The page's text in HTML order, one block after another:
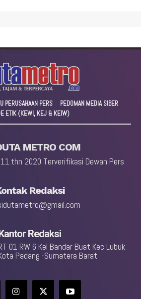
PERUSAHAAN PERS
PEDOMAN MEDIA SIBER
ETIK (KEWI, KEJ & KEIW)
METRO COM
2020 Terverifikasi Dewan Pers
Redaksi
Redaksi
01 RW 6 Kel Bandar Buat Kec Lubuk
Padang -Sumatera Barat